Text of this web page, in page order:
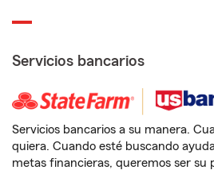
Servicios bancarios
Servicios bancarios a su manera.
quiera. Cuando esté buscando
metas financieras, queremos ser su